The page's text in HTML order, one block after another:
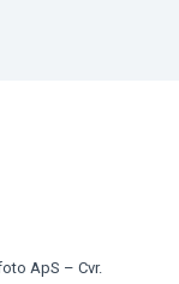
ApS – Cvr.